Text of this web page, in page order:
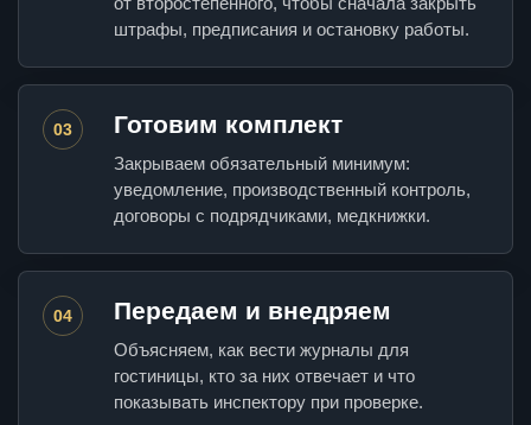
штрафы, предписания и остановку работы.
03 Готовим комплект
Закрываем обязательный минимум:
уведомление, производственный контроль,
договоры с подрядчиками, медкнижки.
04 Передаем и внедряем
Объясняем, как вести журналы для
гостиницы, кто за них отвечает и что
показывать инспектору при проверке.